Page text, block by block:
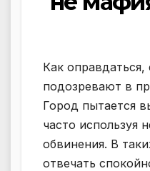
Как оправдаться,
подозревают в
Город пытается
часто используя
обвинения. В
отвечать